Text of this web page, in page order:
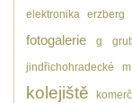
elektronika erzberg
fotogalerie g
jindřichohradecké
kolejiště